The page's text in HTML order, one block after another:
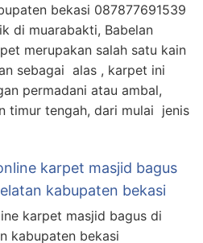
bekasi 087877691539
di muarabakti, Babelan
merupakan salah satu kain
sebagai alas , karpet ini
permadani atau ambal,
timur tengah, dari mulai jenis
karpet masjid bagus
kabupaten bekasi
karpet masjid bagus di
kabupaten bekasi